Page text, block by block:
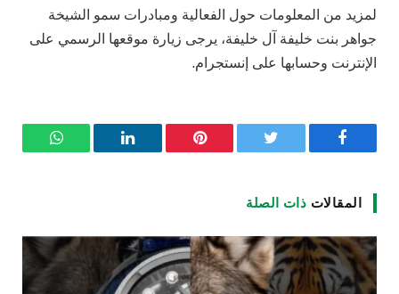
لمزيد من المعلومات حول الفعالية ومبادرات سمو الشيخة
جواهر بنت خليفة آل خليفة، يرجى زيارة موقعها الرسمي على
الإنترنت وحسابها على إنستجرام.
فيسبوك تويتر بينتيريست لينكدإن واتساب
المقالات ذات الصلة